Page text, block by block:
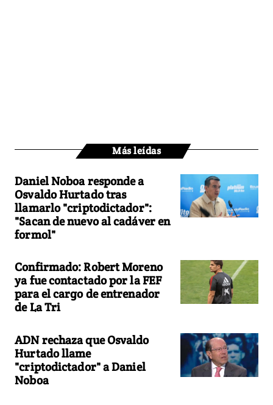
Más leídas
Daniel Noboa responde a
Osvaldo Hurtado tras
llamarlo "criptodictador":
"Sacan de nuevo al cadáver en
formol"
Confirmado: Robert Moreno
ya fue contactado por la FEF
para el cargo de entrenador
de La Tri
ADN rechaza que Osvaldo
Hurtado llame
"criptodictador" a Daniel
Noboa